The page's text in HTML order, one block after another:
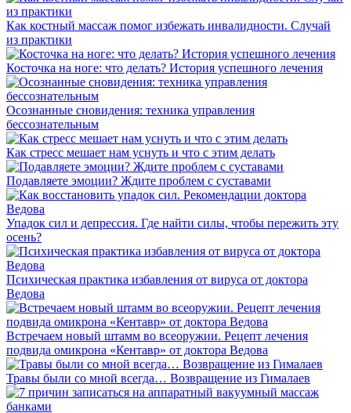
Как костный массаж помог избежать инвалидности. Случай
из практики
Косточка на ноге: что делать? История успешного лечения
Осознанные сновидения: техника управления
бессознательным
Как стресс мешает нам уснуть и что с этим делать
Подавляете эмоции? Ждите проблем с суставами
Упадок сил и депрессия. Где найти силы, чтобы пережить эту
осень?
Психическая практика избавления от вируса от доктора
Ведова
Встречаем новый штамм во всеоружии. Рецепт лечения
подвида омикрона «Кентавр» от доктора Ведова
Травы были со мной всегда… Возвращение из Гималаев